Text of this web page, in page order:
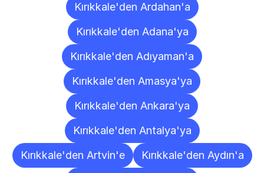
Kırıkkale'den Ardahan'a
Kırıkkale'den Adana'ya
Kırıkkale'den Adıyaman'a
Kırıkkale'den Amasya'ya
Kırıkkale'den Ankara'ya
Kırıkkale'den Antalya'ya
Kırıkkale'den Artvin'e
Kırıkkale'den Aydın'a